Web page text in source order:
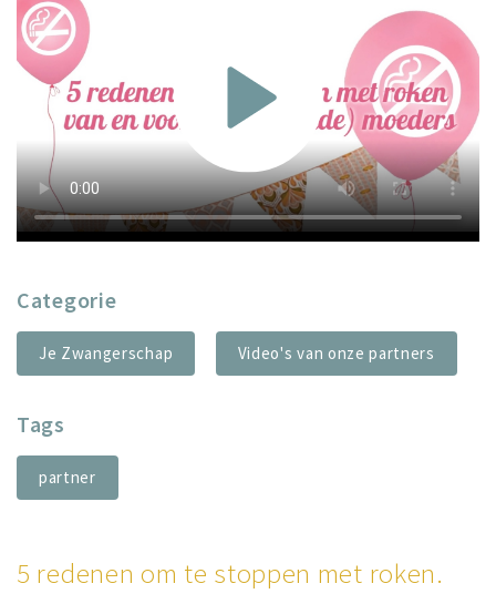
Categorie
Je Zwangerschap Video's van onze partners
Tags
partner
5 redenen om te stoppen met roken.